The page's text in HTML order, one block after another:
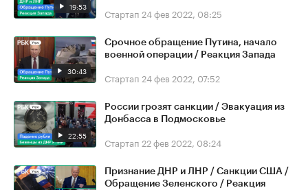
19:53 Стартап 24 фев 2022, 08:25
30:43
Срочное обращение Путина, начало
военной операции / Реакция Запада
Стартап 24 фев 2022, 07:52
22:55
России грозят санкции / Эвакуация из
Донбасса в Подмосковье
Стартап 22 фев 2022, 08:24
Признание ДНР и ЛНР / Санкции США /
Обращение Зеленского / Реакция